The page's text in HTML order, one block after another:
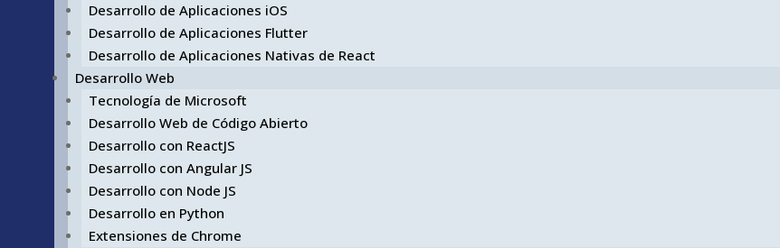
Desarrollo de Aplicaciones iOS
Desarrollo de Aplicaciones Flutter
Desarrollo de Aplicaciones Nativas de React
Desarrollo Web
Tecnología de Microsoft
Desarrollo Web de Código Abierto
Desarrollo con ReactJS
Desarrollo con Angular JS
Desarrollo con Node JS
Desarrollo en Python
Extensiones de Chrome